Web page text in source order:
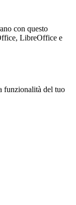
con questo
LibreOffice e
funzionalità del tuo